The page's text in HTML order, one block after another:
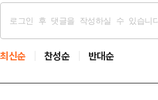
최신순 찬성순 반대순